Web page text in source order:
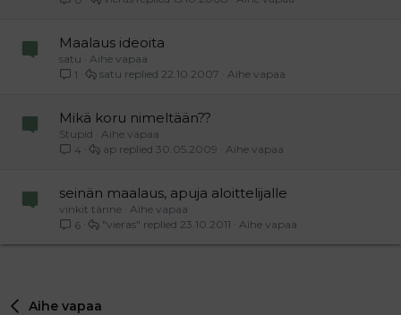
Maalaus ideoita
satu
Aihe vapaa
1
Aihe vapaa
22.10.2007
satu
Mikä koru nimeltään??
Stupid
Aihe vapaa
4
Aihe vapaa
30.05.2009
ap
seinän maalaus, apuja aloittelijalle
vinkit tänne
Aihe vapaa
6
Aihe vapaa
23.10.2011
"vieras"
Aihe vapaa